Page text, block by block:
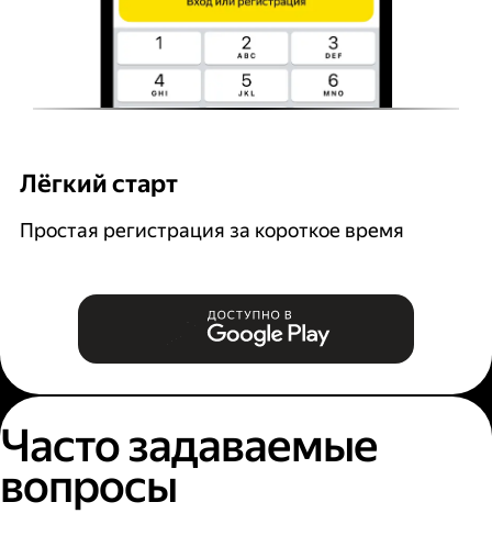
Лёгкий старт
Простая регистрация за короткое время
Часто задаваемые
вопросы